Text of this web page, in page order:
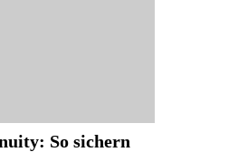
So sichern